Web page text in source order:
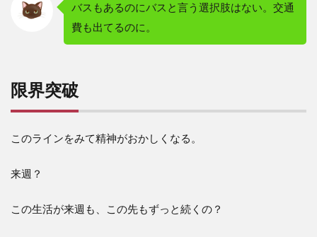
バスもあるのにバスと言う選択肢はない。交通
費も出てるのに。
限界突破
このラインをみて精神がおかしくなる。
来週？
この生活が来週も、この先もずっと続くの？